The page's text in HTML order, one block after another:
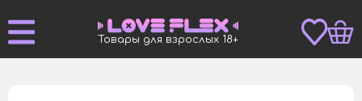
Товары для взрослых 18+